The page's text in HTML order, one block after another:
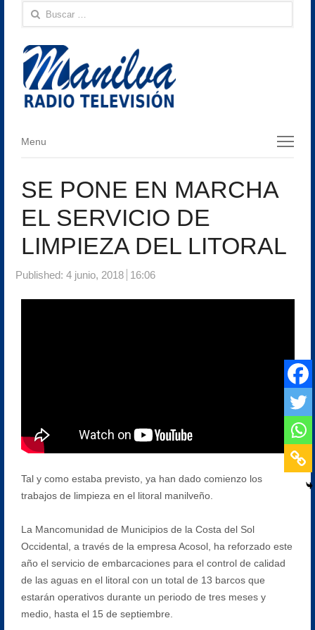
Buscar:
Menu
Menu
SE PONE EN MARCHA
EL SERVICIO DE
LIMPIEZA DEL LITORAL
Published: 4 junio, 2018 16:06
Tal y como estaba previsto, ya han dado comienzo los
trabajos de limpieza en el litoral manilveño.
La Mancomunidad de Municipios de la Costa del Sol
Occidental, a través de la empresa Acosol, ha reforzado este
año el servicio de embarcaciones para el control de calidad
de las aguas en el litoral con un total de 13 barcos que
estarán operativos durante un periodo de tres meses y
medio, hasta el 15 de septiembre.